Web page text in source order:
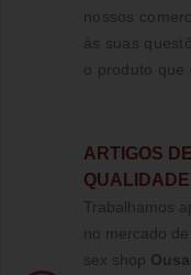
nossos
ás suas
o produto que
ARTIGOS
QUALIDADE
Trabalhamos
no mercado de
sex shop